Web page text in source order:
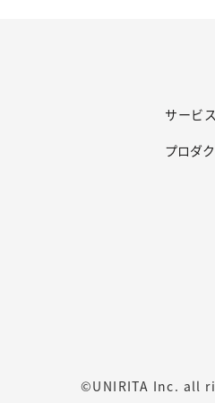
サービス
プロダ
©UNIRITA Inc. all